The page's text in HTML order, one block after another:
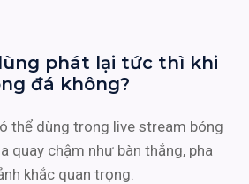
phát lại tức thì khi
đá không?
thể dùng trong live stream bóng
quay chậm như bàn thắng, pha
khắc quan trọng.